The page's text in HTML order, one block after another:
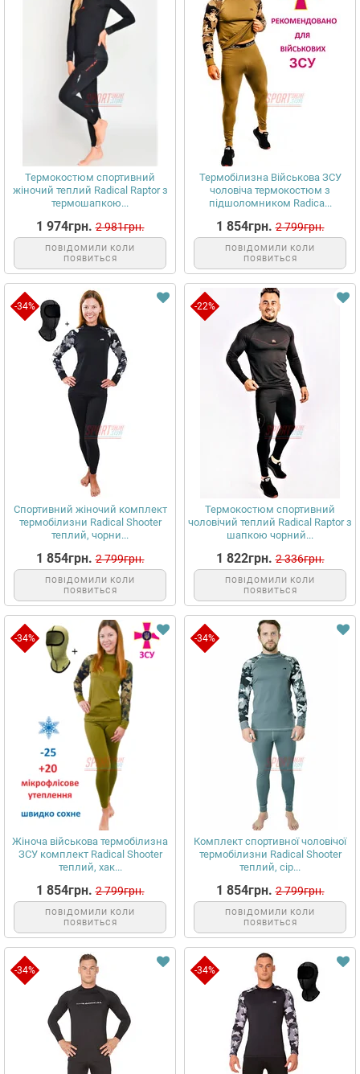
Термокостюм спортивний
жіночий теплий Radical Raptor з
термошапкою...
1 974грн. 2 981грн.
ПОВІДОМИЛИ КОЛИ
ПОЯВИТЬСЯ
Термобілизна Військова ЗСУ
чоловіча термокостюм з
підшоломником Radica...
1 854грн. 2 799грн.
ПОВІДОМИЛИ КОЛИ
ПОЯВИТЬСЯ
-34%
Спортивний жіночий комплект
термобілизни Radical Shooter
теплий, чорни...
1 854грн. 2 799грн.
ПОВІДОМИЛИ КОЛИ
ПОЯВИТЬСЯ
-22%
Термокостюм спортивний
чоловічий теплий Radical Raptor з
шапкою чорний...
1 822грн. 2 336грн.
ПОВІДОМИЛИ КОЛИ
ПОЯВИТЬСЯ
-34%
Жіноча військова термобілизна
ЗСУ комплект Radical Shooter
теплий, хак...
1 854грн. 2 799грн.
ПОВІДОМИЛИ КОЛИ
ПОЯВИТЬСЯ
-34%
Комплект спортивної чоловічої
термобілизни Radical Shooter
теплий, сір...
1 854грн. 2 799грн.
ПОВІДОМИЛИ КОЛИ
ПОЯВИТЬСЯ
-34% -34%